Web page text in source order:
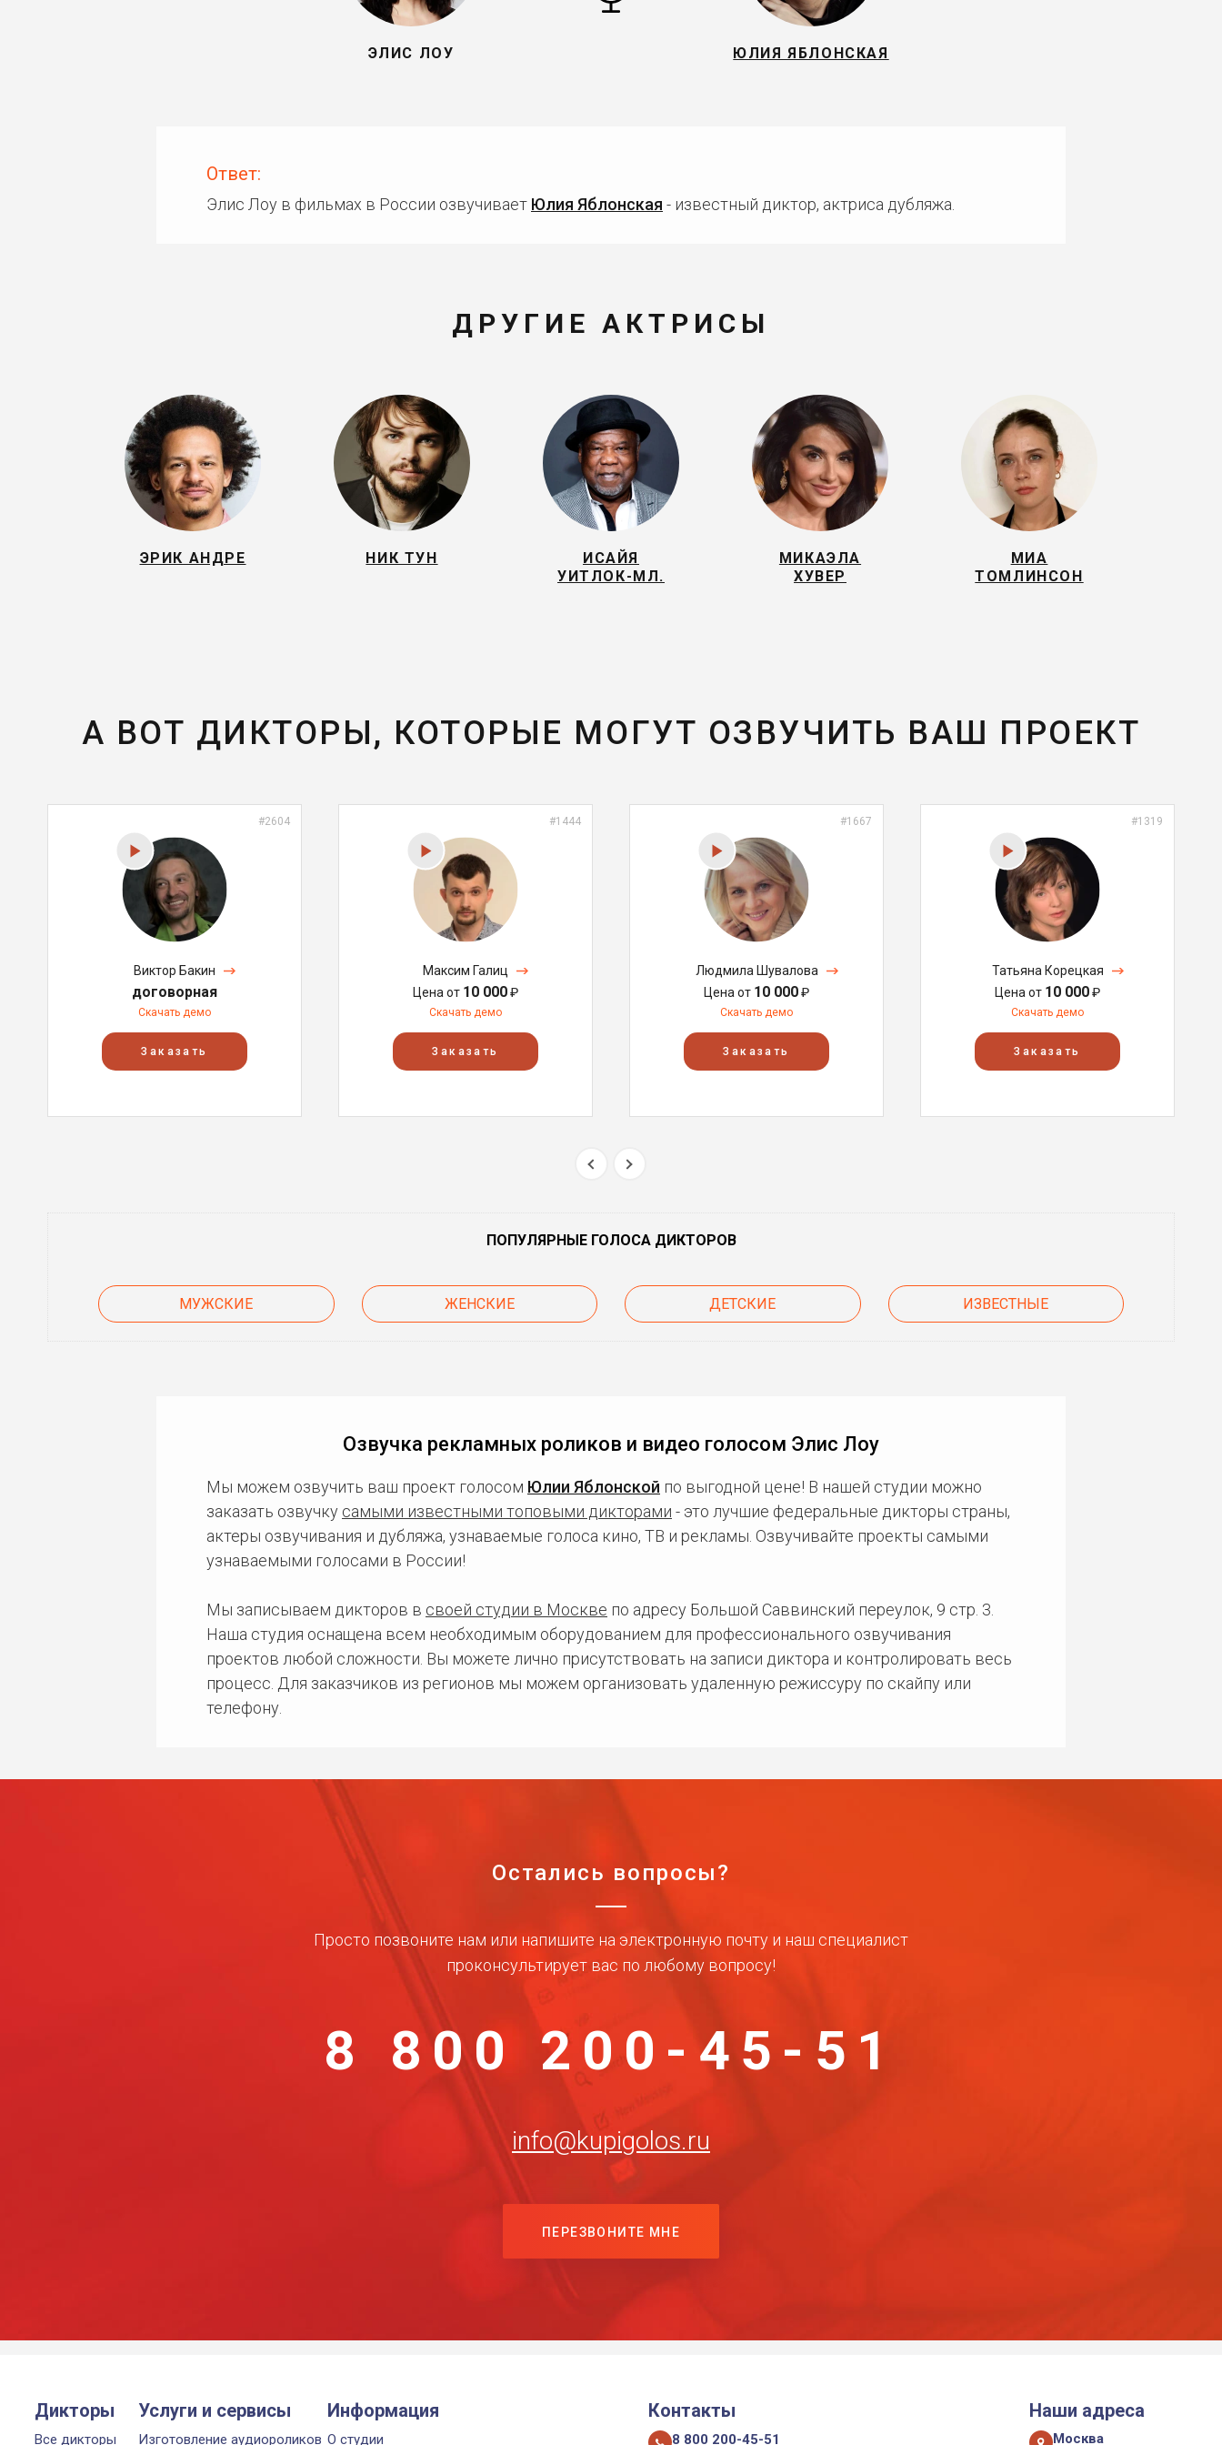
ЭЛИС ЛОУ ЮЛИЯ ЯБЛОНСКАЯ
Ответ:
Элис Лоу в фильмах в России озвучивает Юлия Яблонская - известный диктор, актриса дубляжа.
ДРУГИЕ АКТРИСЫ
ЭРИК АНДРЕ НИК ТУН
ИСАЙЯ
УИТЛОК-МЛ.
МИКАЭЛА
ХУВЕР
МИА
ТОМЛИНСОН
А ВОТ ДИКТОРЫ, КОТОРЫЕ МОГУТ ОЗВУЧИТЬ ВАШ ПРОЕКТ
#2604
Виктор Бакин
договорная
Скачать демо
Заказать
#1444
Максим Галиц
Цена от 10 000₽
Скачать демо
Заказать
#1667
Людмила Шувалова
Цена от 10 000₽
Скачать демо
Заказать
#1319
Татьяна Корецкая
Цена от 10 000₽
Скачать демо
Заказать
ПОПУЛЯРНЫЕ ГОЛОСА ДИКТОРОВ
МУЖСКИЕ ЖЕНСКИЕ ДЕТСКИЕ ИЗВЕСТНЫЕ
Озвучка рекламных роликов и видео голосом Элис Лоу
Мы можем озвучить ваш проект голосом Юлии Яблонской по выгодной цене! В нашей студии можно
заказать озвучку самыми известными топовыми дикторами - это лучшие федеральные дикторы страны,
актеры озвучивания и дубляжа, узнаваемые голоса кино, ТВ и рекламы. Озвучивайте проекты самыми
узнаваемыми голосами в России!
Мы записываем дикторов в своей студии в Москве по адресу Большой Саввинский переулок, 9 стр. 3.
Наша студия оснащена всем необходимым оборудованием для профессионального озвучивания
проектов любой сложности. Вы можете лично присутствовать на записи диктора и контролировать весь
процесс. Для заказчиков из регионов мы можем организовать удаленную режиссуру по скайпу или
телефону.
Остались вопросы?
Просто позвоните нам или напишите на электронную почту и наш специалист
проконсультирует вас по любому вопросу!
8 800 200-45-51
info@kupigolos.ru
ПЕРЕЗВОНИТЕ МНЕ
Дикторы
Все дикторы
Услуги и сервисы
Изготовление аудиороликов
Информация
О студии
Контакты
8 800 200-45-51
Наши адреса
Москва